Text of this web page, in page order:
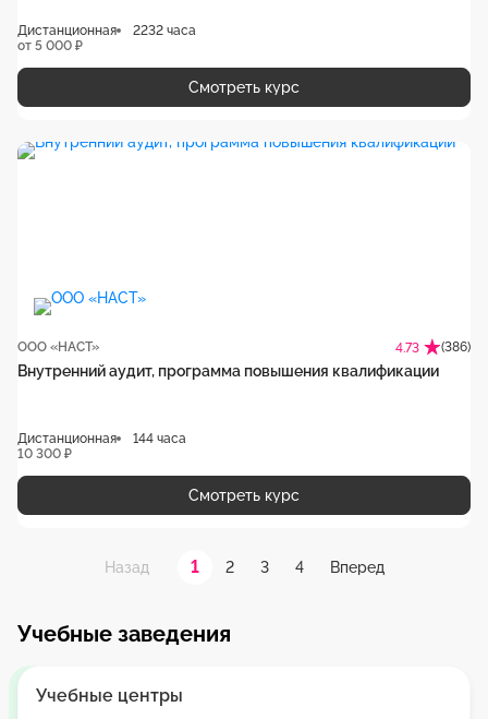
Дистанционная
2232 часа
от 5 000 ₽
Смотреть курс
ООО «НАСТ» 4.73 (386)
Внутренний аудит, программа повышения квалификации
Дистанционная
144 часа
10 300 ₽
Смотреть курс
Назад 1 2 3 4 Вперед
Учебные заведения
Учебные центры